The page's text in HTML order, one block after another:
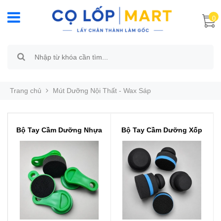
0
Trang chủ Mút Dưỡng Nội Thất - Wax Sáp
Bộ Tay Cầm Dưỡng Nhựa Bộ Tay Cầm Dưỡng Xốp